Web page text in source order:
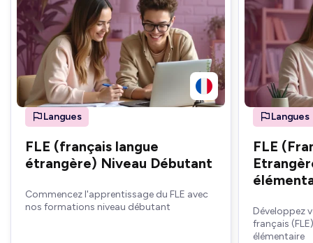
Langues
FLE (français langue
étrangère) Niveau Débutant
Commencez l'apprentissage du FLE avec
nos formations niveau débutant
Langues
FLE
Développez
français
élémentaire